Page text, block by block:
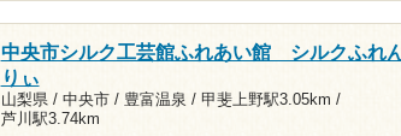
中央市シルク工芸館ふれあい館 シルクふれ
りぃ
山梨県 / 中央市 / 豊富温泉 / 甲斐上野駅3.05km /
芦川駅3.74km